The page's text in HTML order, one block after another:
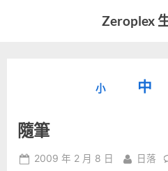
Zeroplex
發
事
小
小。
中
隨筆
Posted
2009 年 2 月 8 日 By
日落